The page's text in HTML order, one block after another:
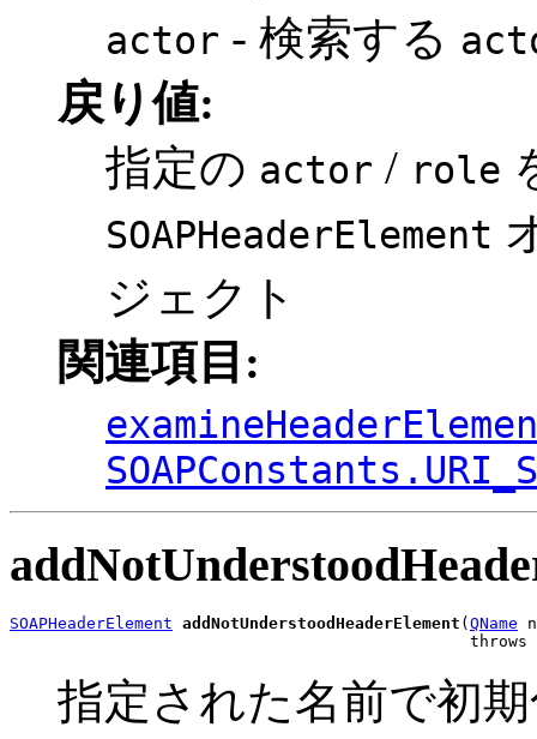
actor - 検索する
戻り値:
指定の actor / role
SOAPHeaderElement
ジェクト
関連項目:
SOAPHeaderElement addNotUnderstoodHeaderElement ( QName
                                                throws
指定された名前で初